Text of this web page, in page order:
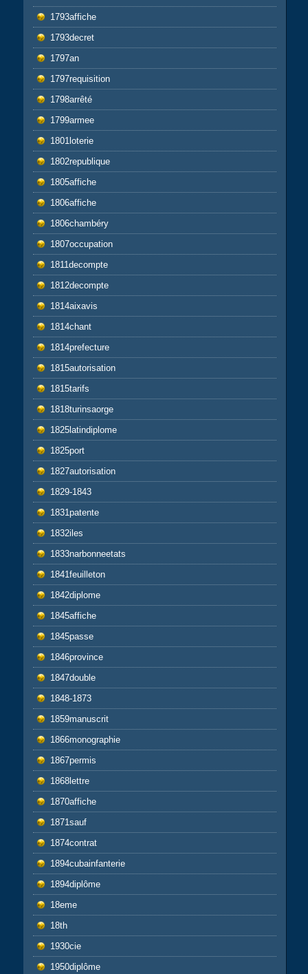
1793affiche
1793decret
1797an
1797requisition
1798arrêté
1799armee
1801loterie
1802republique
1805affiche
1806affiche
1806chambéry
1807occupation
1811decompte
1812decompte
1814aixavis
1814chant
1814prefecture
1815autorisation
1815tarifs
1818turinsaorge
1825latindiplome
1825port
1827autorisation
1829-1843
1831patente
1832iles
1833narbonneetats
1841feuilleton
1842diplome
1845affiche
1845passe
1846province
1847double
1848-1873
1859manuscrit
1866monographie
1867permis
1868lettre
1870affiche
1871sauf
1874contrat
1894cubainfanterie
1894diplôme
18eme
18th
1930cie
1950diplôme